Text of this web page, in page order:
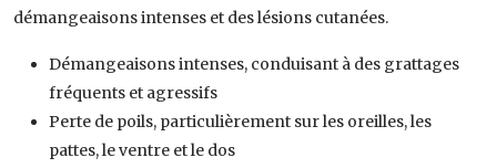
démangeaisons intenses et des lésions cutanées.
Démangeaisons intenses, conduisant à des grattages
fréquents et agressifs
Perte de poils, particulièrement sur les oreilles, les
pattes, le ventre et le dos